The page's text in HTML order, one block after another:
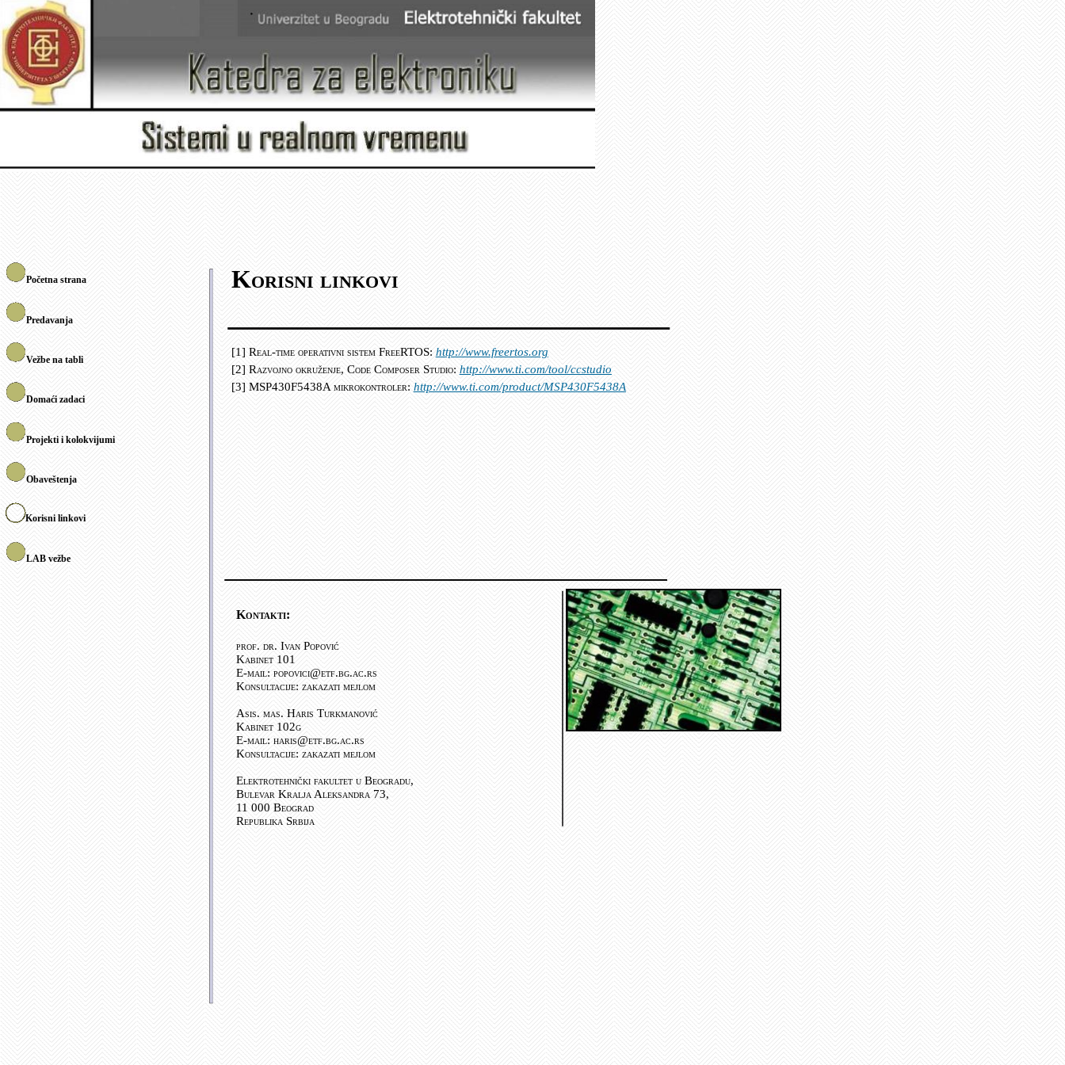
Početna strana
Predavanja
Vežbe na tabli
Domaći zadaci
Projekti i kolokvijumi
Obaveštenja
Korisni linkovi
LAB vežbe
Korisni linkovi
[1] Real-time operativni sistem FreeRTOS: http://www.freertos.org
[2] Razvojno okruženje, Code Composer Studio: http://www.ti.com/tool/ccstudio
[3] MSP430F5438A mikrokontroler: http://www.ti.com/product/MSP430F5438A
Kontakti:
prof. dr. Ivan Popović
Kabinet 101
E-mail: popovici@etf.bg.ac.rs
Konsultacije: zakazati mejlom
Asis. mas. Haris Turkmanović
Kabinet 102g
E-mail: haris@etf.bg.ac.rs
Konsultacije: zakazati mejlom
Elektrotehnički fakultet u Beogradu,
Bulevar Kralja Aleksandra 73,
11 000 Beograd
Republika Srbija